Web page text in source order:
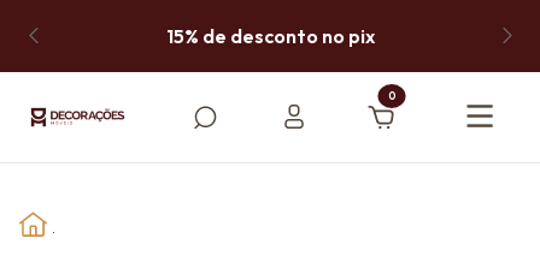
15% de desconto no pix
0